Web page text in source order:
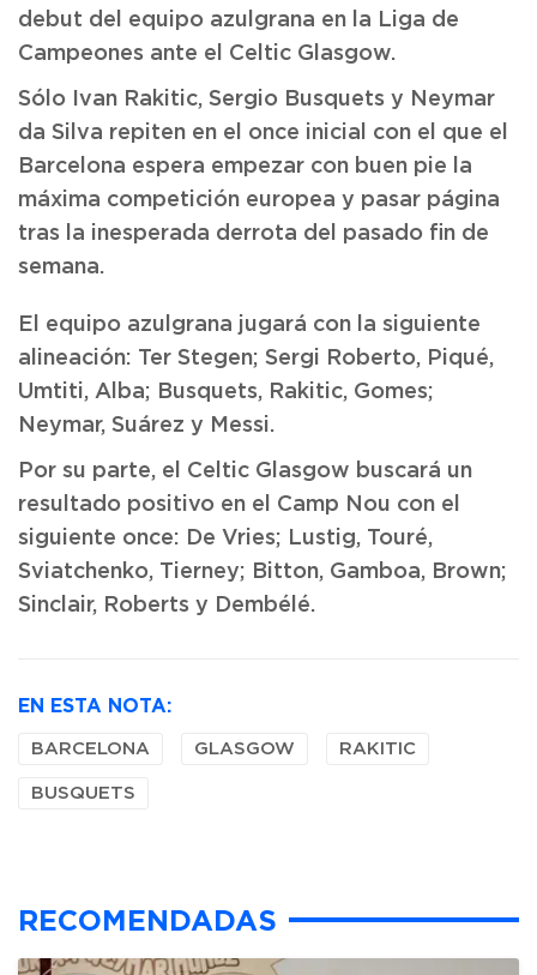
debut del equipo azulgrana en la Liga de
Campeones ante el Celtic Glasgow.
Sólo Ivan Rakitic, Sergio Busquets y Neymar
da Silva repiten en el once inicial con el que el
Barcelona espera empezar con buen pie la
máxima competición europea y pasar página
tras la inesperada derrota del pasado fin de
semana.
El equipo azulgrana jugará con la siguiente
alineación: Ter Stegen; Sergi Roberto, Piqué,
Umtiti, Alba; Busquets, Rakitic, Gomes;
Neymar, Suárez y Messi.
Por su parte, el Celtic Glasgow buscará un
resultado positivo en el Camp Nou con el
siguiente once: De Vries; Lustig, Touré,
Sviatchenko, Tierney; Bitton, Gamboa, Brown;
Sinclair, Roberts y Dembélé.
EN ESTA NOTA:
BARCELONA GLASGOW RAKITIC
BUSQUETS
RECOMENDADAS